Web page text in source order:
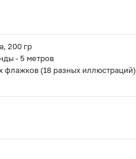
200 гр
- 5 метров
флажков (18 разных иллюстраций)